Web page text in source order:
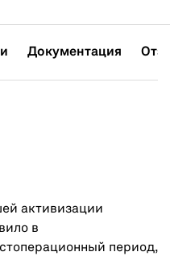
Документация
активизации
в
период,